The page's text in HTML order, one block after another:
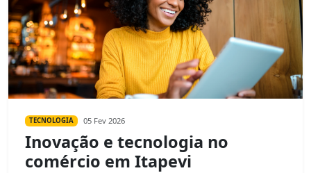
TECNOLOGIA 05 Fev 2026
Inovação e tecnologia no
comércio em Itapevi